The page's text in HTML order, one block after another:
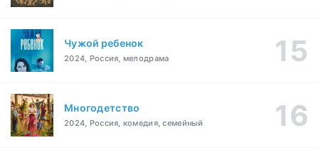
Чужой ребенок
2024, Россия, мелодрама
Многодетство
2024, Россия, комедия, семейный